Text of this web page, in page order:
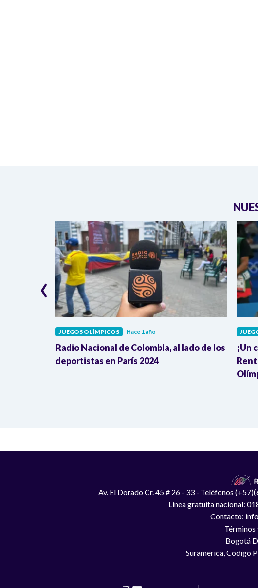
JUEGOS OLÍMPICOS Hace 1 año
Radio Nacional de Colombia, al lado de los
deportistas en París 2024
¡Un
‹
Av. El Dorado Cr. 45 # 26 - 33 - Teléfonos
Línea gratuita nacional:
Contacto:
Términos
Bogotá
Suramérica, Código